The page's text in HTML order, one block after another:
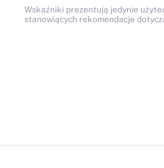
Wskaźniki prezentują jedynie
stanowiących rekomendacje